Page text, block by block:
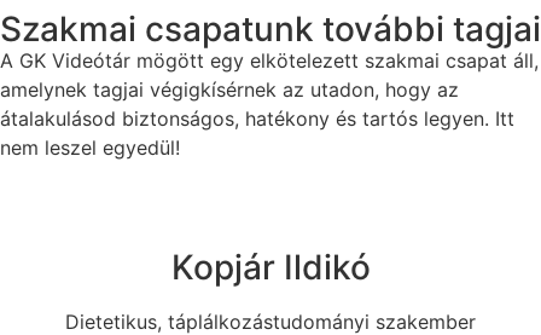
Szakmai csapatunk további tagjai
A GK Videótár mögött egy elkötelezett szakmai csapat áll,
amelynek tagjai végigkísérnek az utadon, hogy az
átalakulásod biztonságos, hatékony és tartós legyen. Itt
nem leszel egyedül!
Kopjár Ildikó
Dietetikus, táplálkozástudományi szakember